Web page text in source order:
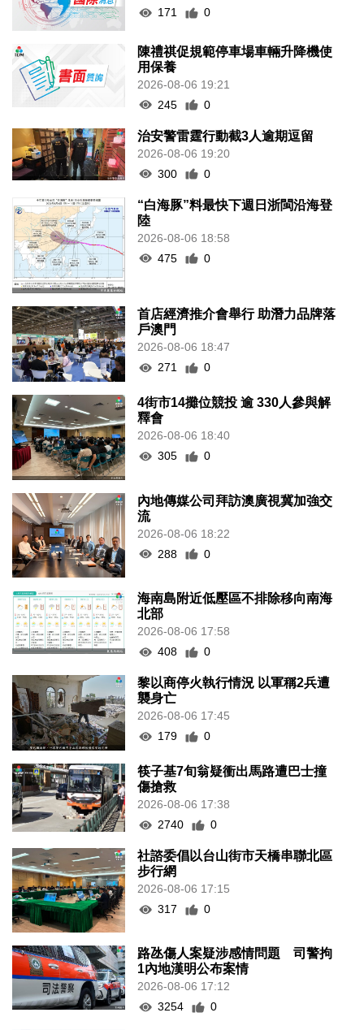
171 0
陳禮祺促規範停車場車輛升降機使
用保養
2026-08-06 19:21
245
0
治安警雷霆行動截3人逾期逗留
2026-08-06 19:20
300
0
“白海豚”料最快下週日浙閩沿海登
陸
2026-08-06 18:58
475
0
首店經濟推介會舉行 助潛力品牌落
戶澳門
2026-08-06 18:47
271
0
4街市14攤位競投 逾 330人參與解
釋會
2026-08-06 18:40
305
0
內地傳媒公司拜訪澳廣視冀加強交
流
2026-08-06 18:22
288
0
海南島附近低壓區不排除移向南海
北部
2026-08-06 17:58
408
0
黎以商停火執行情況 以軍稱2兵遭
襲身亡
2026-08-06 17:45
179
0
筷子基7旬翁疑衝出馬路遭巴士撞
傷搶救
2026-08-06 17:38
2740
0
社諮委倡以台山街市天橋串聯北區
步行網
2026-08-06 17:15
317
0
路氹傷人案疑涉感情問題 司警拘
1內地漢明公布案情
2026-08-06 17:12
3254
0